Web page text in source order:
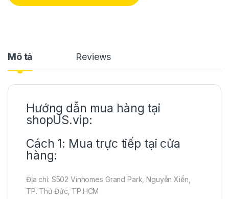
Mô tả Reviews
Hướng dẫn mua hàng tại
shopUS.vip:
Cách 1: Mua trực tiếp tại cửa
hàng:
Địa chỉ: S502 Vinhomes Grand Park, Nguyễn Xiển,
TP. Thủ Đức, TP.HCM